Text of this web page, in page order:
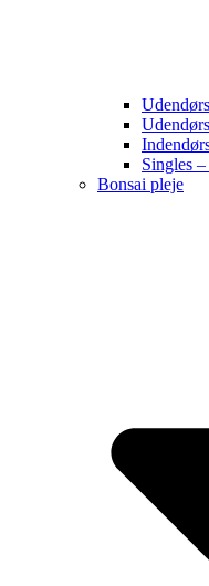
Singles
Bonsai pleje